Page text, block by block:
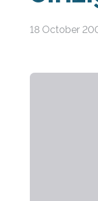
18 October